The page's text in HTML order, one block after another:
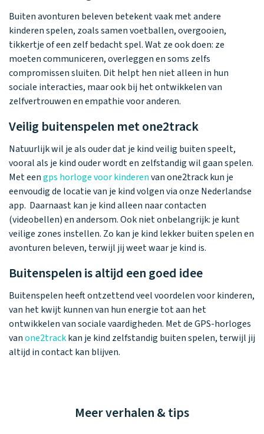
Buiten avonturen beleven betekent vaak met andere
kinderen spelen, zoals samen voetballen, overgooien,
tikkertje of een zelf bedacht spel. Wat ze ook doen: ze
moeten communiceren, overleggen en soms zelfs
compromissen sluiten. Dit helpt hen niet alleen in hun
sociale interacties, maar ook bij het ontwikkelen van
zelfvertrouwen en empathie voor anderen.
Veilig buitenspelen met one2track
Natuurlijk wil je als ouder dat je kind veilig buiten speelt,
vooral als je kind ouder wordt en zelfstandig wil gaan spelen.
Met eengps horloge voor kinderenvan one2track kun je
eenvoudig de locatie van je kind volgen via onze Nederlandse
app. Daarnaast kan je kind alleen naar contacten
(videobellen) en andersom. Ook niet onbelangrijk: je kunt
veilige zones instellen. Zo kan je kind lekker buiten spelen en
avonturen beleven, terwijl jij weet waar je kind is.
Buitenspelen is altijd een goed idee
Buitenspelen heeft ontzettend veel voordelen voor kinderen,
van het kwijt kunnen van hun energie tot aan het
ontwikkelen van sociale vaardigheden. Met de GPS-horloges
vanone2trackkan je kind zelfstandig buiten spelen, terwijl jij
altijd in contact kan blijven.
Meer verhalen & tips